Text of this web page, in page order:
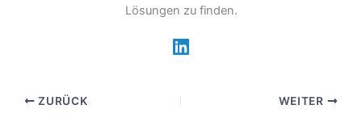
Lösungen zu finden.
ZURÜCK WEITER